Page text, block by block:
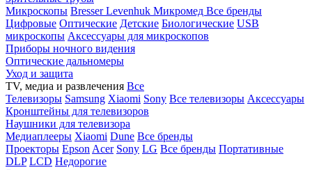
Микроскопы BresserLevenhuk Микромед Все бренды
Цифровые Оптические Детские Биологические USB
микроскопы Аксессуары для микроскопов
Приборы ночного видения
Оптические дальномеры
Уход и защита
TV, медиа и развлечения Все
Телевизоры Samsung Xiaomi Sony Все телевизоры Аксессуары
Кронштейны для телевизоров
Наушники для телевизора
Медиаплееры Xiaomi Dune Все бренды
Проекторы Epson Acer Sony LG Все бренды Портативные
DLP LCD Недорогие